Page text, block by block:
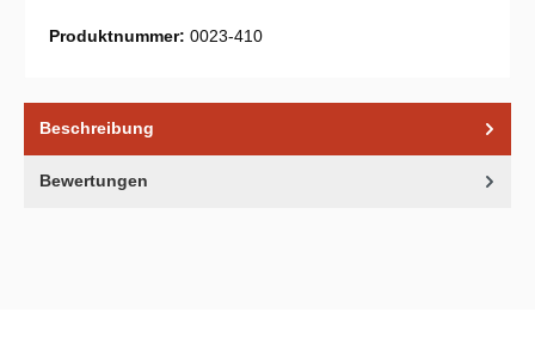
Produktnummer: 0023-410
Beschreibung
Bewertungen